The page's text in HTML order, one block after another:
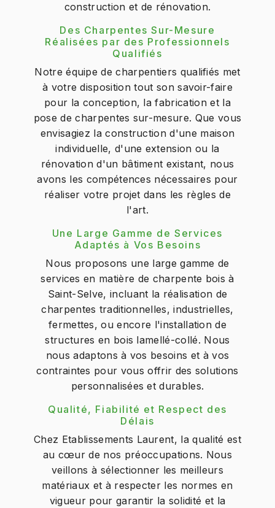
construction et de rénovation.
Des Charpentes Sur-Mesure
Réalisées par des Professionnels
Qualifiés
Notre équipe de charpentiers qualifiés met
à votre disposition tout son savoir-faire
pour la conception, la fabrication et la
pose de charpentes sur-mesure. Que vous
envisagiez la construction d'une maison
individuelle, d'une extension ou la
rénovation d'un bâtiment existant, nous
avons les compétences nécessaires pour
réaliser votre projet dans les règles de
l'art.
Une Large Gamme de Services
Adaptés à Vos Besoins
Nous proposons une large gamme de
services en matière de charpente bois à
Saint-Selve, incluant la réalisation de
charpentes traditionnelles, industrielles,
fermettes, ou encore l'installation de
structures en bois lamellé-collé. Nous
nous adaptons à vos besoins et à vos
contraintes pour vous offrir des solutions
personnalisées et durables.
Qualité, Fiabilité et Respect des
Délais
Chez Etablissements Laurent, la qualité est
au cœur de nos préoccupations. Nous
veillons à sélectionner les meilleurs
matériaux et à respecter les normes en
vigueur pour garantir la solidité et la